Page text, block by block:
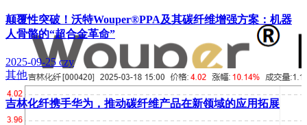
颠覆性突破！沃特Wouper®PPA及其碳纤维增强方案：机器
人骨骼的“超合金革命”
2025-09-25 czy
其他
吉林化纤携手华为，推动碳纤维产品在新领域的应用拓展